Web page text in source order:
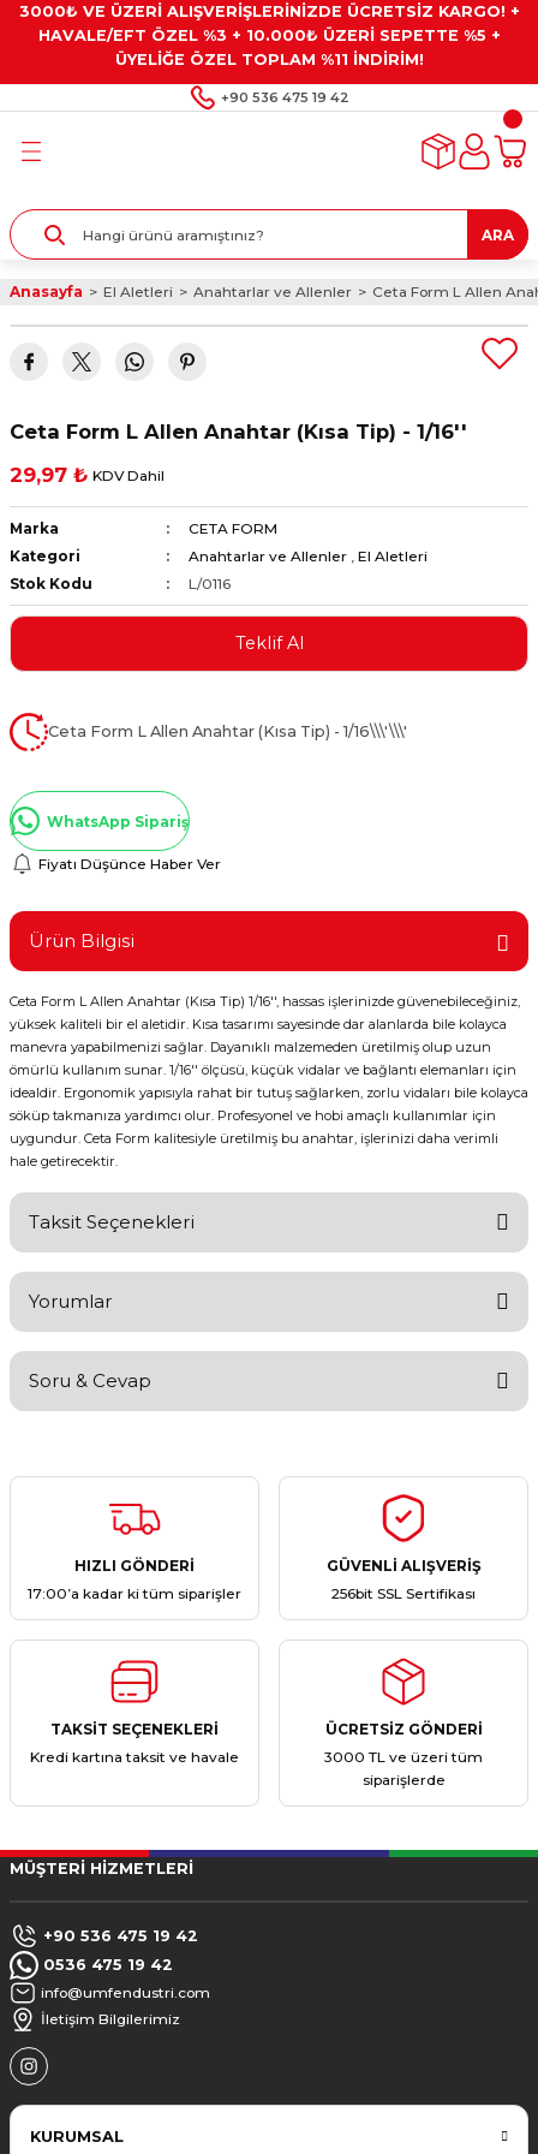
3000₺ VE ÜZERİ ALIŞVERİŞLERİNİZDE ÜCRETSİZ KARGO! +
HAVALE/EFT ÖZEL %3 + 10.000₺ ÜZERİ SEPETTE %5 +
ÜYELİĞE ÖZEL TOPLAM %11 İNDİRİM!
+90 536 475 19 42
Geri Dön
Kaplamalar
Geri Dön
Geri Dön
Gresler
Geri Dön
Alet Setleri
ve Multimetreler
ve Penseler
Aletleri
Geri Dön
Taşları ve
ARA
Anasayfa El Aletleri Anahtarlar ve Allenler Ceta Form L Allen
Ceta Form L Allen Anahtar (Kısa Tip) - 1/16''
29,97 ₺ KDV Dahil
Marka
CETA FORM
Kategori
Anahtarlar ve Allenler , El Aletleri
Stok Kodu
L/0116
Teklif Al
Ceta Form L Allen Anahtar (Kısa Tip) - 1/16\\\'\\\'
WhatsApp Sipariş
Fiyatı Düşünce Haber Ver
Ürün Bilgisi
Ceta Form L Allen Anahtar (Kısa Tip) 1/16'', hassas işlerinizde güvenebileceğiniz,
yüksek kaliteli bir el aletidir. Kısa tasarımı sayesinde dar alanlarda bile kolayca
manevra yapabilmenizi sağlar. Dayanıklı malzemeden üretilmiş olup uzun
ömürlü kullanım sunar. 1/16'' ölçüsü, küçük vidalar ve bağlantı elemanları için
idealdir. Ergonomik yapısıyla rahat bir tutuş sağlarken, zorlu vidaları bile kolayca
söküp takmanıza yardımcı olur. Profesyonel ve hobi amaçlı kullanımlar için
uygundur. Ceta Form kalitesiyle üretilmiş bu anahtar, işlerinizi daha verimli
hale getirecektir.
Taksit Seçenekleri
Yorumlar
Yorum Yaz
Soru & Cevap
Ürün hakkında henüz soru sorulmamış.
HIZLI GÖNDERİ
17:00’a kadar ki tüm siparişler
GÜVENLİ ALIŞVERİŞ
256bit SSL Sertifikası
TAKSİT SEÇENEKLERİ
Kredi kartına taksit ve havale
ÜCRETSİZ GÖNDERİ
3000 TL ve üzeri tüm
siparişlerde
MÜŞTERİ HİZMETLERİ
+90 536 475 19 42
0536 475 19 42
info@umfendustri.com
İletişim Bilgilerimiz
KURUMSAL